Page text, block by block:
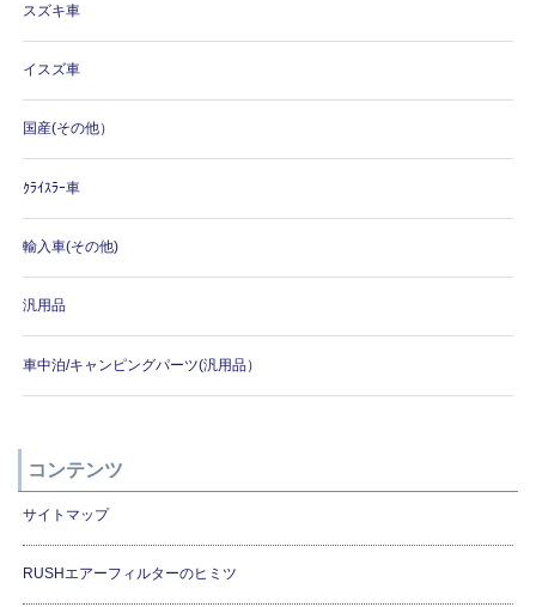
スズキ車
イスズ車
国産(その他）
ｸﾗｲｽﾗｰ車
輸入車(その他)
汎用品
車中泊/キャンピングパーツ(汎用品）
コンテンツ
サイトマップ
RUSHエアーフィルターのヒミツ